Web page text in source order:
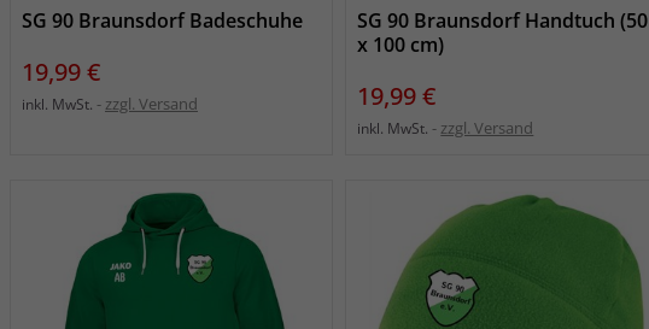
SG 90 Braunsdorf Badeschuhe
Preis
19,99 €
inkl. MwSt. zzgl. Versand
SG 90 Braunsdorf Handtuch (50
x 100 cm)
Preis
19,99 €
inkl. MwSt. zzgl. Versand